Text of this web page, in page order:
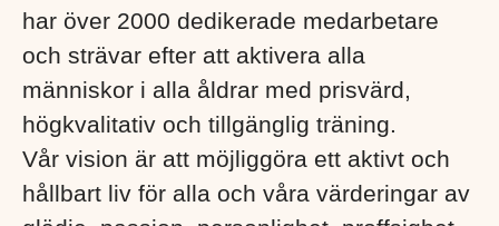
har över 2000 dedikerade medarbetare
och strävar efter att aktivera alla
människor i alla åldrar med prisvärd,
högkvalitativ och tillgänglig träning.
Vår vision är att möjliggöra ett aktivt och
hållbart liv för alla och våra värderingar av